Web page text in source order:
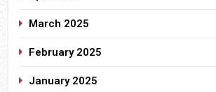
March 2025
February 2025
January 2025